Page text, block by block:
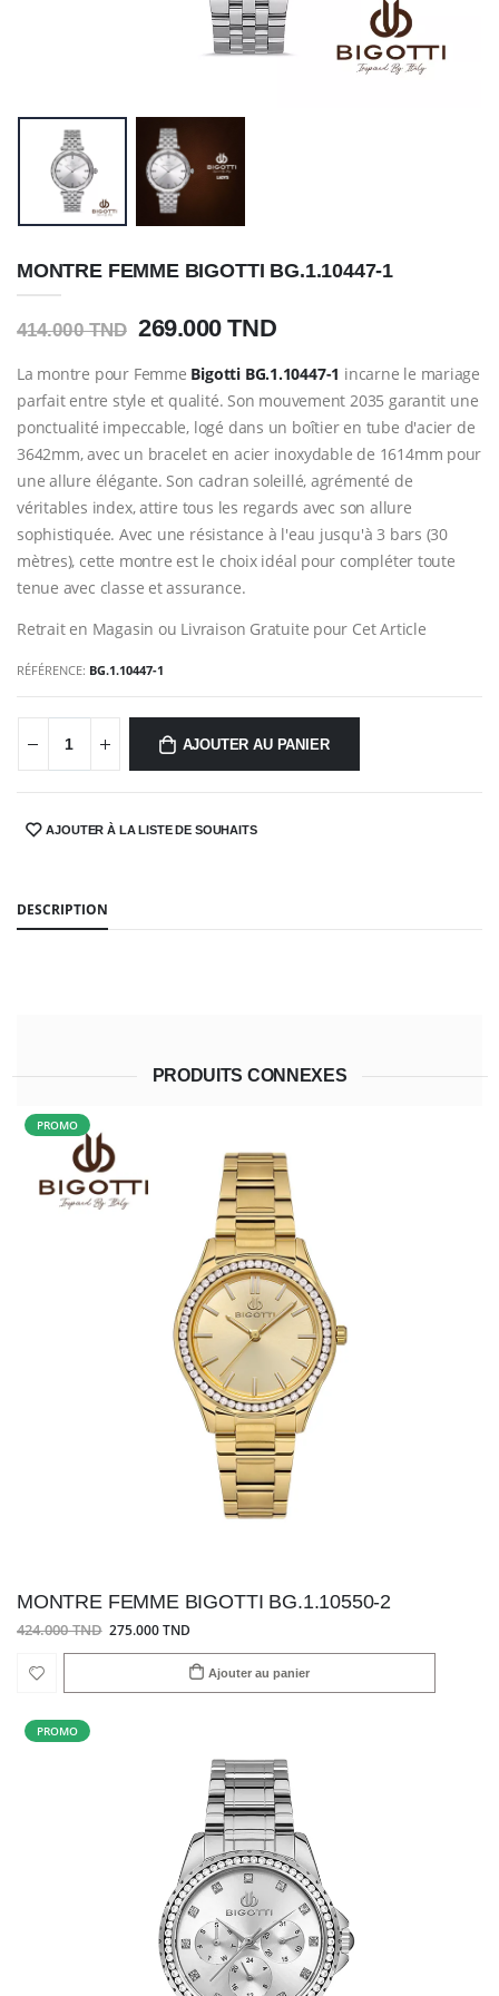
MONTRE FEMME BIGOTTI BG.1.10447-1
414.000 TND 269.000 TND
La montre pour Femme BigottiBG.1.10447-1 incarne le mariage
parfait entre style et qualité. Son mouvement 2035 garantit une
ponctualité impeccable, logé dans un boîtier en tube d'acier de
3642mm, avec un bracelet en acier inoxydable de 1614mm pour
une allure élégante. Son cadran soleillé, agrémenté de
véritables index, attire tous les regards avec son allure
sophistiquée. Avec une résistance à l'eau jusqu'à 3 bars (30
mètres), cette montre est le choix idéal pour compléter toute
tenue avec classe et assurance.
Retrait en Magasin ou Livraison Gratuite pour Cet Article
RÉFÉRENCE: BG.1.10447-1
AJOUTER AU PANIER
SHARE:AJOUTER À LA LISTE DE SOUHAITS
DESCRIPTION
PRODUITS CONNEXES
PROMO
MONTRE FEMME BIGOTTI BG.1.10550-2
424.000 TND 275.000 TND
Ajouter au panier
PROMO